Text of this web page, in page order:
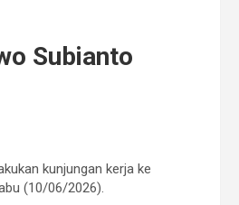
Subianto
kunjungan kerja ke
(10/06/2026).